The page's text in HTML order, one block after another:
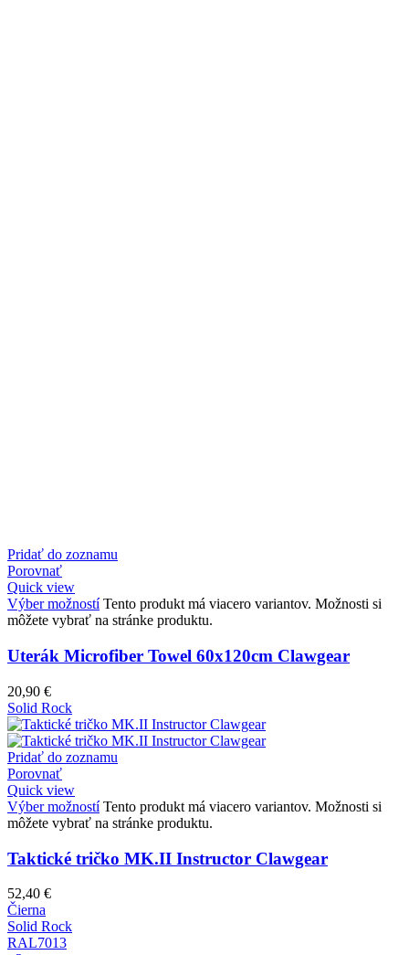
Pridať do zoznamu
Porovnať
Quick view
Výber možností Tento produkt má viacero variantov. Možnosti si
môžete vybrať na stránke produktu.
Uterák Microfiber Towel 60x120cm Clawgear
20,90 €
Solid Rock
Pridať do zoznamu
Porovnať
Quick view
Výber možností Tento produkt má viacero variantov. Možnosti si
môžete vybrať na stránke produktu.
Taktické tričko MK.II Instructor Clawgear
52,40 €
Čierna
Solid Rock
RAL7013